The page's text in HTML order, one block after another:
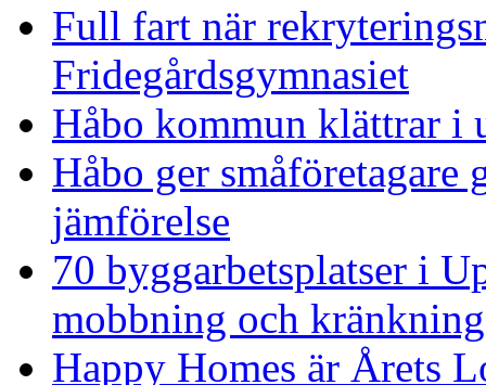
Full fart när
Fridegårdsgymnasiet
Håbo kommun klättrar i
Håbo ger
jämförelse
70 byggarbetsplatser i
mobbning och
Happy Homes är Årets